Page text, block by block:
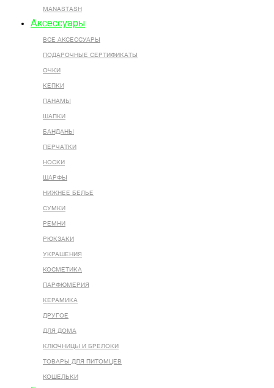
MANASTASH
Аксессуары
ВСЕ AКСЕССУАРЫ
ПОДАРОЧНЫЕ СЕРТИФИКАТЫ
ОЧКИ
КЕПКИ
ПАНАМЫ
ШАПКИ
БАНДАНЫ
ПЕРЧАТКИ
НОСКИ
ШАРФЫ
НИЖНЕЕ БЕЛЬЕ
СУМКИ
РЕМНИ
РЮКЗАКИ
УКРАШЕНИЯ
КОСМЕТИКА
ПАРФЮМЕРИЯ
КЕРАМИКА
ДРУГОЕ
ДЛЯ ДОМА
КЛЮЧНИЦЫ И БРЕЛОКИ
ТОВАРЫ ДЛЯ ПИТОМЦЕВ
КОШЕЛЬКИ